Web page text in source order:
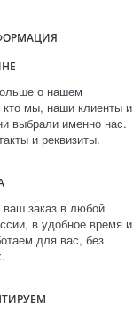
о нашем
кто мы, наши клиенты и
выбрали именно нас.
и реквизиты.
заказ в любой
в удобное время и
для вас, без